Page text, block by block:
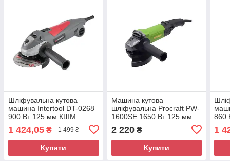
Шліфувальна кутова
машина Intertool DT-0268
900 Вт 125 мм КШМ
болгарка
1 424,05 ₴ 1 499 ₴
Купити
Машина кутова
шліфувальна Procraft PW-
1600SE 1650 Вт 125 мм
Болгарка для шліфування
кутів
2 220₴
Купити
860
1